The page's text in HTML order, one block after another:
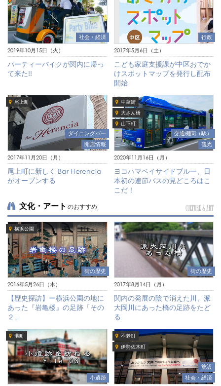
社会・経済
2019年10月15日（火）
パーティーバイクが関内に帰っ
て来た!!
行政
2017年5月6日（土）
こども家庭支援課が中区おでか
けスポットマップを発行し配布
開始
尾上町
ダイニングバー
開店情報
2017年11月20日（月）
尾上町に新しく Bar Herencia
がオープンする
中華街
大さん橋
山下町
交通機関（駅）
観光
2020年11月16日（月）
ヨコハマベイサイドブルー、日
本初の連節バスの見どころはこ
こだ！
文化・アート のおすすめ CULTURE & ART
横浜公園
街の歴史
2016年5月26日（木）
【歴史探訪】ー横浜公園の地に
あった『岩亀楼』の足跡「その
２」
街の歴史
2017年8月14日（月）
関内の発展の陰で消えた川、派
大岡川にあった橋の足跡をたど
る
港町
小遺跡
不老町
伊勢佐木町
施設
社会・経済